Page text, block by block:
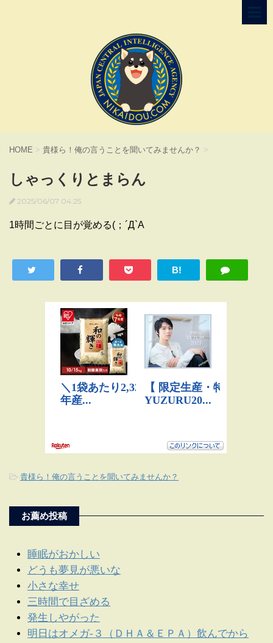
HOME > 貴様ら！俺の言うことを聞いてみませんか？ >
しゃっくりとまらん
2025/06/07 04:25
1時間ごとに目が覚める(；´Д`A
B!
-貴様ら！俺の言うことを聞いてみませんか？
お薦め投稿
睡眠がおかしい
どうも夢見が悪いな
小さな幸せ
三時間で目ざめる
発生しやがった
明日はオメガ-３（ＤＨＡ＆ＥＰＡ）飲んでから